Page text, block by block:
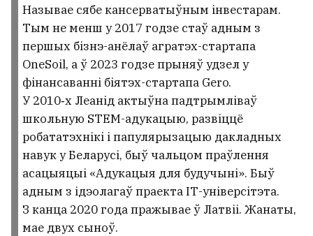
Называе сябе кансерватыўным інвестарам.
Тым не менш у 2017 годзе стаў адным з
першых бізнэ-анёлаў агратэх-стартапа
OneSoil, а ў 2023 годзе прыняў удзел у
фінансаванні біятэх-стартапа Gero.
У 2010‑х Леанід актыўна падтрымліваў
школьную STEM-адукацыю, развіццё
робататэхнікі і папулярызацыю дакладных
навук у Беларусі, быў чальцом праўлення
асацыяцыі «Адукацыя для будучыні». Быў
адным з ідэолагаў праекта ІТ-універсітэта.
З канца 2020 года пражывае ў Латвіі. Жанаты,
мае двух сыноў.